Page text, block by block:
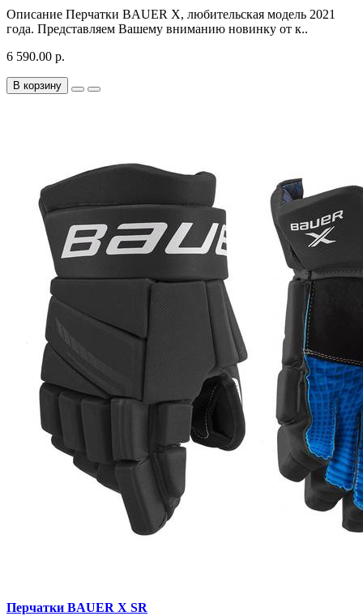
Описание Перчатки BAUER X, любительская модель 2021
года. Представляем Вашему вниманию новинку от к..
6 590.00 р.
В корзину
Перчатки BAUER X SR